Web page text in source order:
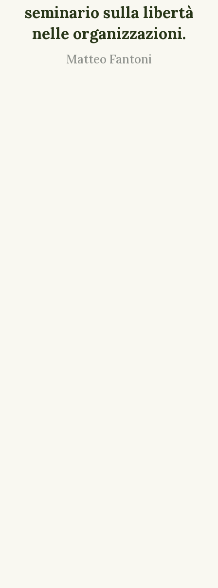
seminario sulla libertà
nelle organizzazioni.
Matteo Fantoni